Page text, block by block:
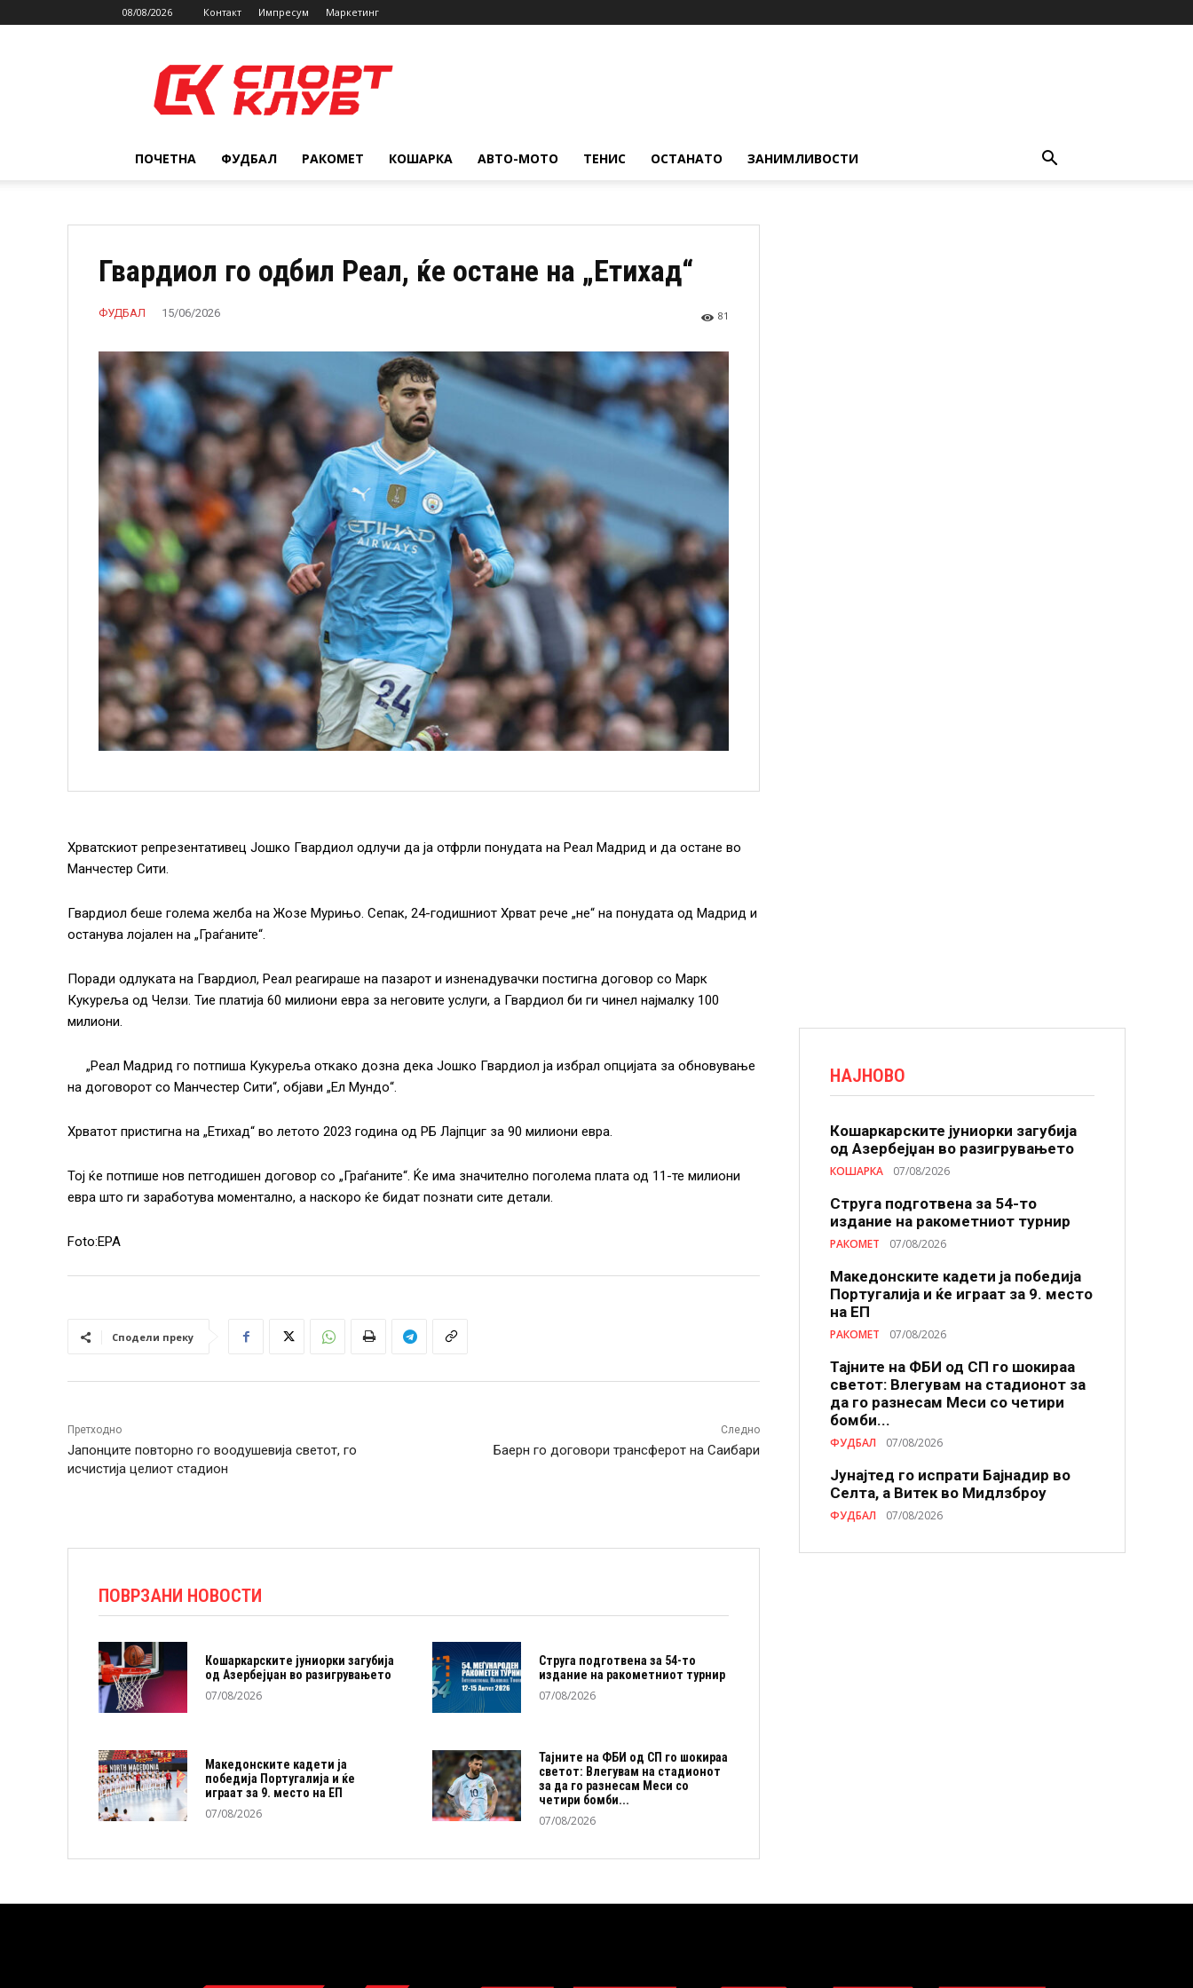
08/08/2026 Контакт Импресум Маркетинг
ПОЧЕТНА ФУДБАЛ РАКОМЕТ КОШАРКА АВТО-МОТО ТЕНИС ОСТАНАТО ЗАНИМЛИВОСТИ
Гвардиол го одбил Реал, ќе остане на „Етихад“
ФУДБАЛ 15/06/2026 81
Хрватскиот репрезентативец Јошко Гвардиол одлучи да ја отфрли понудата на Реал Мадрид и да остане во
Манчестер Сити.
Гвардиол беше голема желба на Жозе Мурињо. Сепак, 24-годишниот Хрват рече „не“ на понудата од Мадрид и
останува лојален на „Граѓаните“.
Поради одлуката на Гвардиол, Реал реагираше на пазарот и изненадувачки постигна договор со Марк
Кукуреља од Челзи. Тие платија 60 милиони евра за неговите услуги, а Гвардиол би ги чинел најмалку 100
милиони.
„Реал Мадрид го потпиша Кукуреља откако дозна дека Јошко Гвардиол ја избрал опцијата за обновување
на договорот со Манчестер Сити“, објави „Ел Мундо“.
Хрватот пристигна на „Етихад“ во летото 2023 година од РБ Лајпциг за 90 милиони евра.
Тој ќе потпише нов петгодишен договор со „Граѓаните“. Ќе има значително поголема плата од 11-те милиони
евра што ги заработува моментално, а наскоро ќе бидат познати сите детали.
Foto:EPA
Сподели преку
Претходно
Јапонците повторно го воодушевија светот, го
исчистија целиот стадион
Следно
Баерн го договори трансферот на Саибари
ПОВРЗАНИ НОВОСТИ
Кошаркарските јуниорки загубија
од Азербејџан во разигрувањето
07/08/2026
Струга подготвена за 54-то
издание на ракометниот турнир
07/08/2026
Македонските кадети ја
победија Португалија и ќе
играат за 9. место на ЕП
07/08/2026
Тајните на ФБИ од СП го шокираа
светот: Влегувам на стадионот
за да го разнесам Меси со
четири бомби...
07/08/2026
НАЈНОВО
Кошаркарските јуниорки загубија
од Азербејџан во разигрувањето
КОШАРКА 07/08/2026
Струга подготвена за 54-то
издание на ракометниот турнир
РАКОМЕТ 07/08/2026
Македонските кадети ја победија
Португалија и ќе играат за 9. место
на ЕП
РАКОМЕТ 07/08/2026
Тајните на ФБИ од СП го шокираа
светот: Влегувам на стадионот за
да го разнесам Меси со четири
бомби...
ФУДБАЛ 07/08/2026
Јунајтед го испрати Бајнадир во
Селта, а Витек во Мидлзброу
ФУДБАЛ 07/08/2026